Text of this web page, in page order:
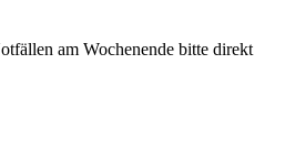
am Wochenende bitte direkt